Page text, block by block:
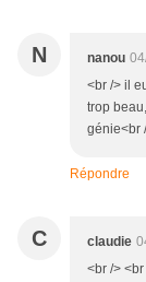
N nanou
<br /> il
trop
génie<br
Répondre
C claudie
<br />